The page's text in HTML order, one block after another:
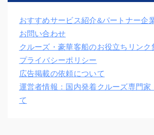
おすすめサービス紹介&パートナー企
お問い合わせ
クルーズ・豪華客船のお役立ちリンク
プライバシーポリシー
広告掲載の依頼について
運営者情報：国内発着クルーズ専門家
て